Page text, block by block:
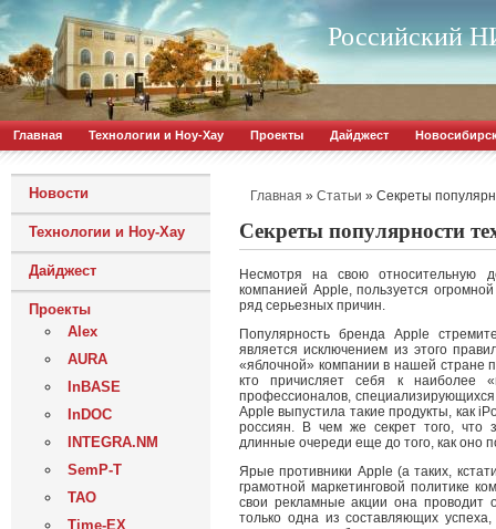
Российский
Главная Технологии и Ноу-Хау Проекты Дайджест
Новости
Технологии и Ноу-Хау
Дайджест
Проекты
Alex
AURA
InBASE
InDOC
INTEGRA.NM
SemP-T
ТАО
Time-EX
Главная » Статьи » Секреты
Секреты популярности
Несмотря на свою относительную
компанией Apple, пользуется
ряд серьезных причин.
Популярность бренда Apple
является исключением из этого
«яблочной» компании в нашей стране
кто причисляет себя к наиболее
профессионалов,
Apple выпустила такие продукты, как
россиян. В чем же секрет того,
длинные очереди еще до того, как оно
Ярые противники Apple (а таких,
грамотной маркетинговой политике
свои рекламные акции она проводит
только одна из составляющих